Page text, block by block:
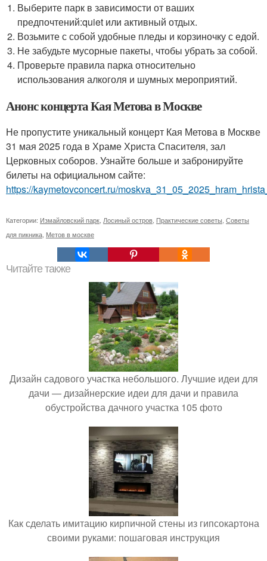
Выберите парк в зависимости от ваших
предпочтений:quiet или активный отдых.
Возьмите с собой удобные пледы и корзиночку с едой.
Не забудьте мусорные пакеты, чтобы убрать за собой.
Проверьте правила парка относительно
использования алкоголя и шумных мероприятий.
Анонс концерта Кая Метова в Москве
Не пропустите уникальный концерт Кая Метова в Москве
31 мая 2025 года в Храме Христа Спасителя, зал
Церковных соборов. Узнайте больше и забронируйте
билеты на официальном сайте:
https://kaymetovconcert.ru/
Категории: Измайловский парк Лосиный остров Практические советы Советы
для пикника Метов в москве
Читайте также
Дизайн садового участка небольшого. Лучшие идеи для
дачи — дизайнерские идеи для дачи и правила
обустройства дачного участка 105 фото
Как сделать имитацию кирпичной стены из гипсокартона
своими руками: пошаговая инструкция